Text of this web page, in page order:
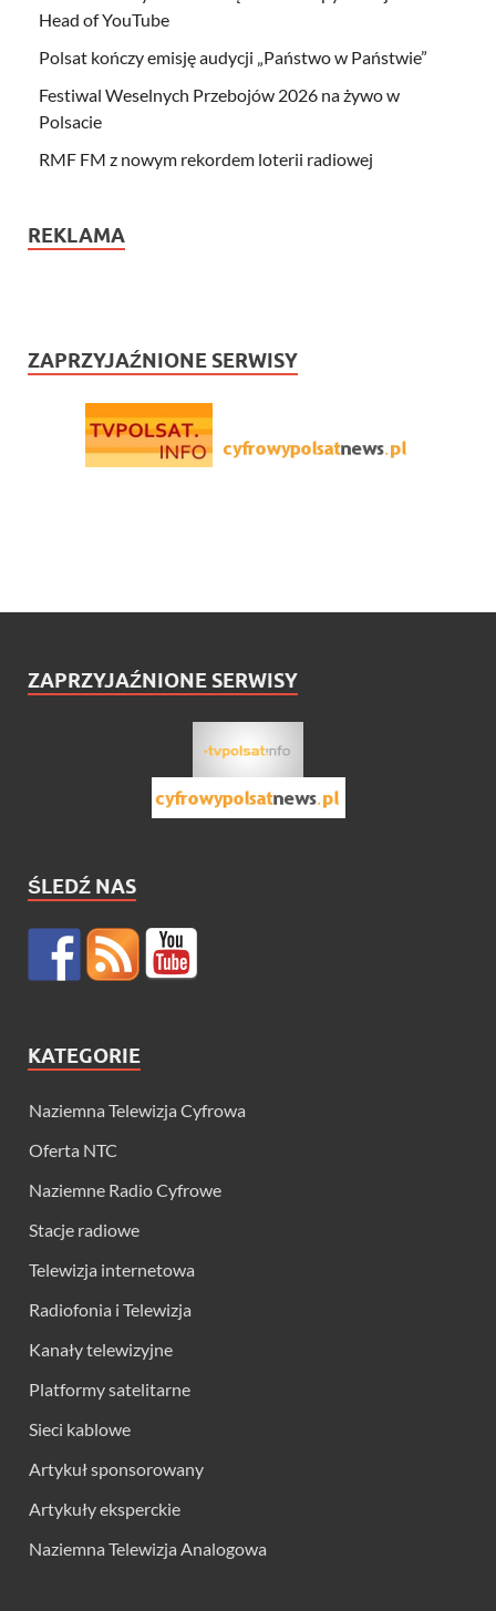
Head of YouTube
Polsat kończy emisję audycji „Państwo w Państwie”
Festiwal Weselnych Przebojów 2026 na żywo w
Polsacie
RMF FM z nowym rekordem loterii radiowej
REKLAMA
ZAPRZYJAŹNIONE SERWISY
ZAPRZYJAŹNIONE SERWISY
ŚLEDŹ NAS
KATEGORIE
Naziemna Telewizja Cyfrowa
Oferta NTC
Naziemne Radio Cyfrowe
Stacje radiowe
Telewizja internetowa
Radiofonia i Telewizja
Kanały telewizyjne
Platformy satelitarne
Sieci kablowe
Artykuł sponsorowany
Artykuły eksperckie
Naziemna Telewizja Analogowa